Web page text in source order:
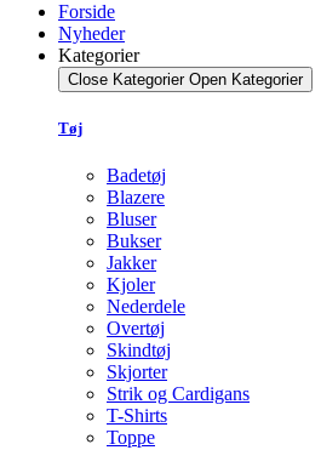
Forside
Nyheder
Kategorier
Close Kategorier Open Kategorier
Tøj
Badetøj
Blazere
Bluser
Bukser
Jakker
Kjoler
Nederdele
Overtøj
Skindtøj
Skjorter
Strik og Cardigans
T-Shirts
Toppe